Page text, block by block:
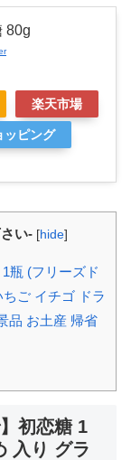
80g
楽天市場
ッピング
い- [hide]
瓶 (フリーズド
ご イチゴ ドラ
品 お土産 帰省
初恋糖 1
入り グラ